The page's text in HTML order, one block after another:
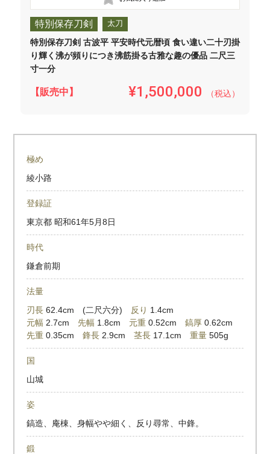
特別保存刀剣 太刀
特別保存刀剣 古波平 平安時代元暦頃 食い違い二十刃掛
り輝く沸が頻りにつき沸筋掛る古雅な趣の優品 二尺三
寸一分
【販売中】 ¥1,500,000 （税込）
極め
綾小路
登録証
東京都 昭和61年5月8日
時代
鎌倉前期
法量
刃長 62.4cm (二尺六分) 反り 1.4cm
元幅 2.7cm 先幅 1.8cm 元重 0.52cm鎬厚 0.62cm
先重 0.35cm鋒長 2.9cm茎長 17.1cm重量 505g
国
山城
姿
鎬造、庵棟、身幅やや細く、反り尋常、中鋒。
鍛